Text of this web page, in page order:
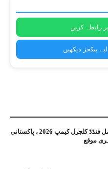
پیکجز دیکھیں
جنوبی کوریا میں مکمل فنڈڈ کلچرل کیمپ 2026 ، پاکستانی
موقع